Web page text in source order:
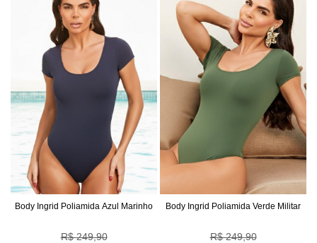
Body Ingrid Poliamida Azul Marinho
R$ 249,90
Body Ingrid Poliamida Verde Militar
R$ 249,90